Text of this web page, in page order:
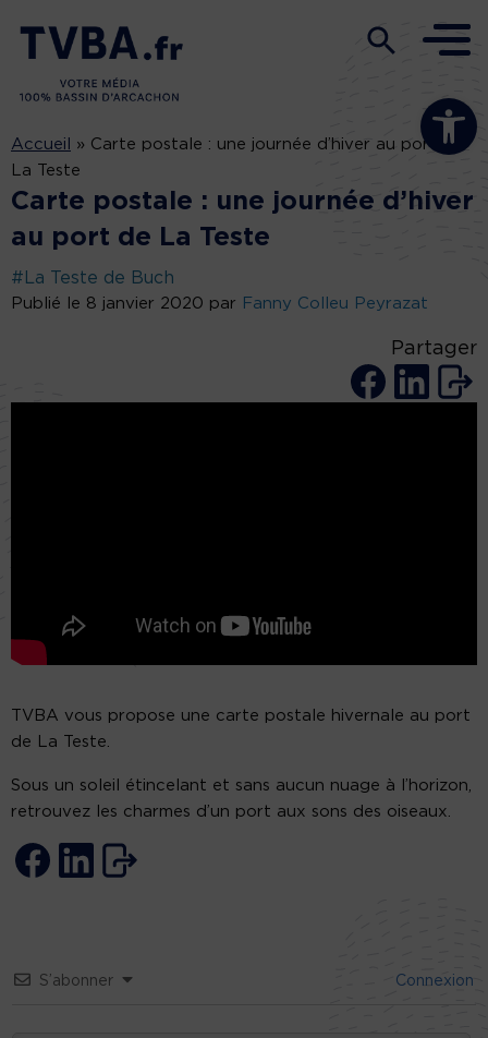
Ouvrir la
Accueil » Carte postale : une journée d’hiver au port de
La Teste
Carte postale : une journée d’hiver
au port de La Teste
#La Teste de Buch
Publié le 8 janvier 2020 par Fanny Colleu Peyrazat
Partager
TVBA vous propose une carte postale hivernale au port
de La Teste.
Sous un soleil étincelant et sans aucun nuage à l’horizon,
retrouvez les charmes d’un port aux sons des oiseaux.
S’abonner Connexion